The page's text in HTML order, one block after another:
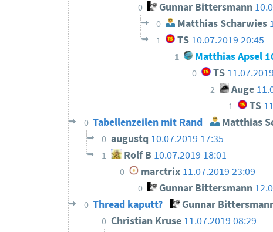
0 Gunnar Bittersmann
0 Matthias Scharwies
1 TS 10.07.2019 20:45
1 Matthias Apsel
0 TS
2 Auge
1 TS
0 Tabellenzeilen mit Rand Matthias
0 augustq 10.07.2019 17:35
1 Rolf B 10.07.2019 18:01
0 marctrix 11.07.2019 23:09
0 Gunnar Bittersmann
0 Thread kaputt? Gunnar
0 Christian Kruse 11.07.2019 08:29